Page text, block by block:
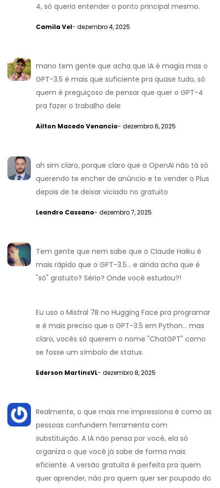
4, só queria entender o ponto principal mesmo.
Camila Vel- dezembro 4, 2025
mano tem gente que acha que IA é magia mas o
GPT-3.5 é mais que suficiente pra quase tudo, só
quem é preguiçoso de pensar que quer o GPT-4
pra fazer o trabalho dele
Ailton Macedo Venancio- dezembro 6, 2025
ah sim claro, porque claro que a OpenAI não tá só
querendo te encher de anúncio e te vender o Plus
depois de te deixar viciado no gratuito
Leandro Cassano- dezembro 7, 2025
Tem gente que nem sabe que o Claude Haiku é
mais rápido que o GPT-3.5... e ainda acha que é
"só" gratuito? Sério? Onde você estudou?!
Eu uso o Mistral 7B no Hugging Face pra programar
e é mais preciso que o GPT-3.5 em Python... mas
claro, vocês só querem o nome "ChatGPT" como
se fosse um símbolo de status.
Ederson MartinsVL- dezembro 8, 2025
Realmente, o que mais me impressiona é como as
pessoas confundem ferramenta com
substituição. A IA não pensa por você, ela só
organiza o que você já sabe de forma mais
eficiente. A versão gratuita é perfeita pra quem
quer aprender, não pra quem quer ser poupado do